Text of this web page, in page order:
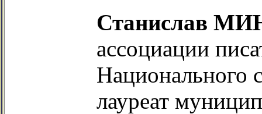
Станислав
ассоциации
Национального
лауреат